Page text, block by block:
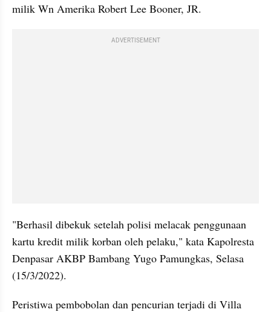
milik Wn Amerika Robert Lee Booner, JR.
ADVERTISEMENT
"Berhasil dibekuk setelah polisi melacak penggunaan
kartu kredit milik korban oleh pelaku," kata Kapolresta
Denpasar AKBP Bambang Yugo Pamungkas, Selasa
(15/3/2022).
Peristiwa pembobolan dan pencurian terjadi di Villa